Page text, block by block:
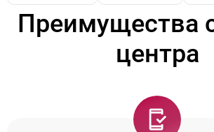
Преимущества
центра